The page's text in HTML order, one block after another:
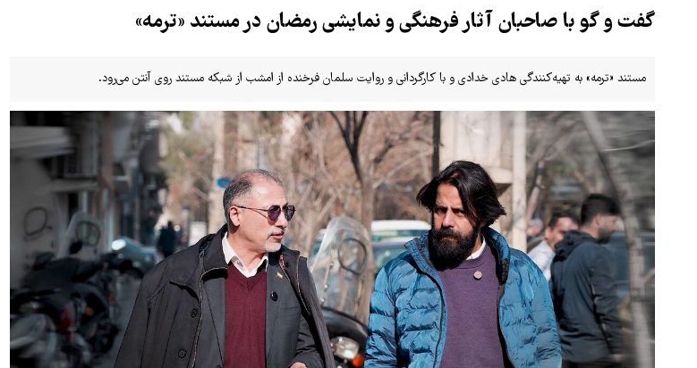
گفت و گو با صاحبان آثار فرهنگی و نمایشی رمضان در مستند «ترمه»
مستند «ترمه» به تهیه‌کنندگی هادی خدادی و با کارگردانی و روایت سلمان فرخنده از امشب از شبکه مستند روی آنتن می‌رود.